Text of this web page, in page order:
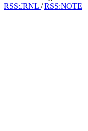
RSS:JRNL / RSS:NOTE